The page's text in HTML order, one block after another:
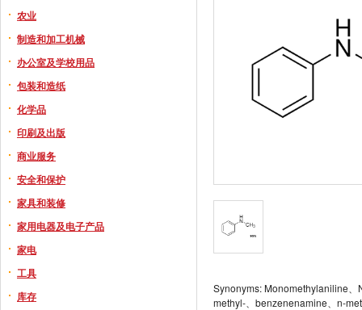
农业
制造和加工机械
办公室及学校用品
包装和造纸
化学品
印刷及出版
商业服务
安全和保护
家具和装修
家用电器及电子产品
家电
工具
库存
Synonyms: Monomethylaniline
methyl-、benzenenamine、n-